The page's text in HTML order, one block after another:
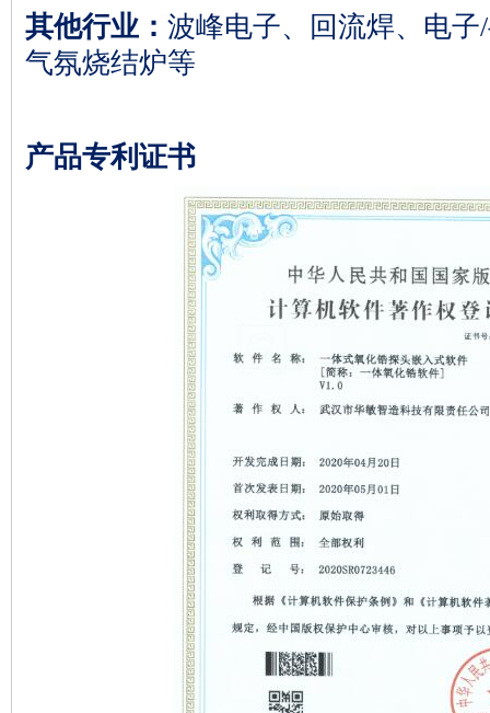
其他行业： 波峰电子、回流焊、电
气氛烧结炉等
产品专利证书